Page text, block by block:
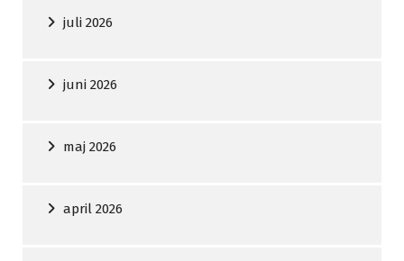
juli 2026
juni 2026
maj 2026
april 2026